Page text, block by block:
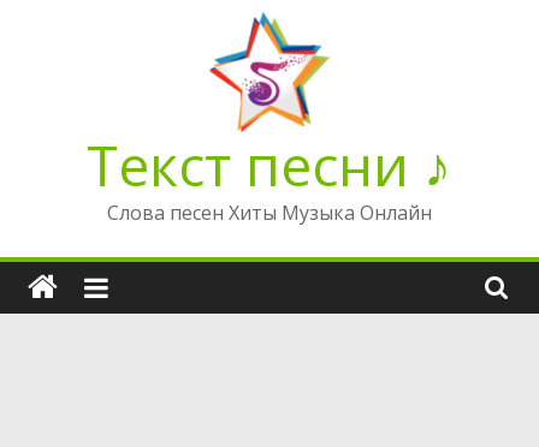
Текст песни ♪
Слова песен Хиты Музыка Онлайн